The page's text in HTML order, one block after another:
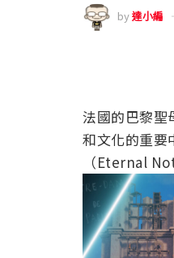
by達小編
法國的巴黎聖
和文化的重要
（Eternal